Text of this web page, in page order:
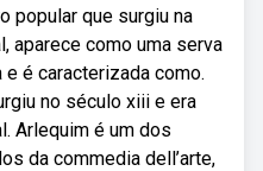
popular que surgiu na
aparece como uma serva
é caracterizada como.
no século xiii e era
Arlequim é um dos
da commedia dell’arte,